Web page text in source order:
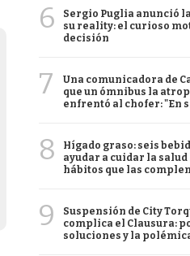
6
Sergio Puglia anunció
su reality: el curioso
decisión
7
Una comunicadora de
que un ómnibus la
enfrentó al chofer: "En
8
Hígado graso: seis
ayudar a cuidar la
hábitos que las
9
Suspensión de City
complica el Clausura:
soluciones y la